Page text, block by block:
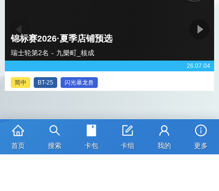
首页 搜索 卡包 卡组 我的 更多
锦标赛2026·夏季店铺预选
瑞士轮第2名 - 九樂町_核成
26.07.04
简中 BT-25 闪光暴龙兽
卡图版权：©本郷あきよし・フジテレビ・東映アニメーション